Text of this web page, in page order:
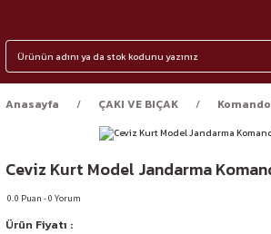
Anasayfa ÇAKI VE BIÇAK
Ceviz Kurt Model Jandarma
0.0 Puan - 0 Yorum
Ürün Fiyatı :